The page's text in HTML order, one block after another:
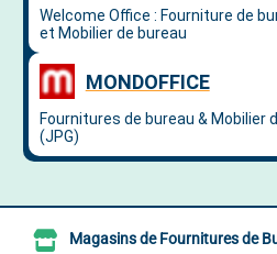
Magasins de Fournitures de